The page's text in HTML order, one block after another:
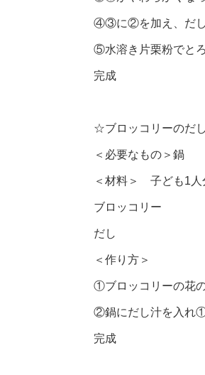
④③に②を加え、だし
⑤水溶き片栗粉でとろ
完成
☆ブロッコリーのだ
＜必要なもの＞鍋
＜材料＞ 子ども1人
ブロッコリ
だし
＜作り方＞
①ブロッコリーの花
②鍋にだし汁を入れ①
完成